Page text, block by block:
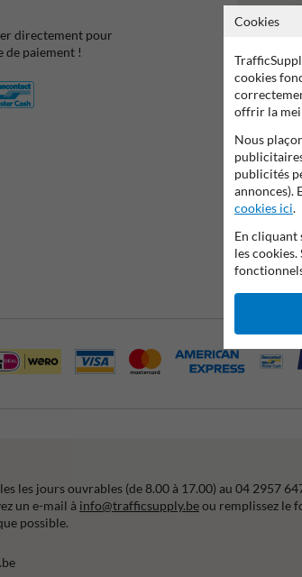
directement pour
de paiement !
302
les jours ouvrables (de 8.00 à 17.00) au 04 2957
un e-mail à info@trafficsupply.beou remplissez le
possible.
Cookies
cookies
offrir la
Nous
publicités
annonces).
cookies ici.
En cliquant
les